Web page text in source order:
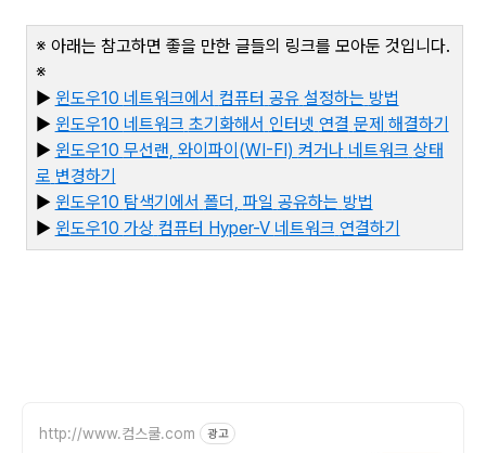
※ 아래는 참고하면 좋을 만한 글들의 링크를 모아둔 것입니다.
※
▶ 윈도우10 네트워크에서 컴퓨터 공유 설정하는 방법
▶ 윈도우10 네트워크 초기화해서 인터넷 연결 문제 해결하기
▶ 윈도우10 무선랜, 와이파이(WI-FI) 켜거나 네트워크 상태
로 변경하기
▶ 윈도우10 탐색기에서 폴더, 파일 공유하는 방법
▶ 윈도우10 가상 컴퓨터 Hyper-V 네트워크 연결하기
http://www.컴스쿨.com 광고